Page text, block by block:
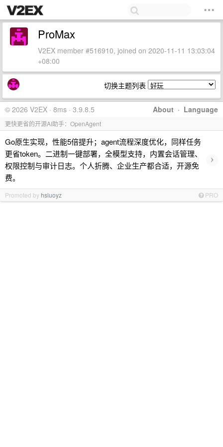
ProMax
V2EX member #516910, joined on 2020-11-11 13:03:04
+08:00
切换主题列表
About · Language
© 2026 V2EX · 8ms · 3.9.8.5
更快更省的开源AI助手：OpenAgent
Go原生实现，性能5倍提升；agent流程深度优化，同样任务
更省token。二进制一键部署，全模型支持，内置会话管理、
权限控制与审计日志。个人折腾、企业生产都合适，开源免
费。
›
Promoted by hsluoyz PRO